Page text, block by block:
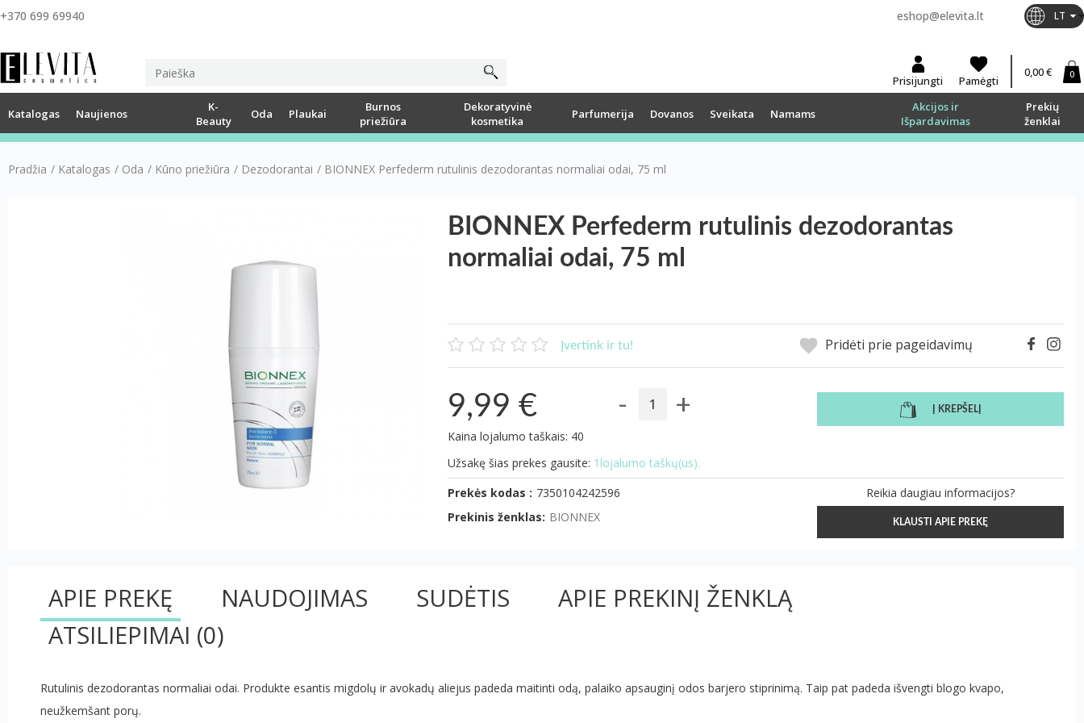
+370 699 69940 eshop@elevita.lt LT
Prisijungti Pamėgti
0,00 € 0
Katalogas Naujienos
K-
Beauty
Oda Plaukai
Burnos
priežiūra
Dekoratyvinė
kosmetika
Parfumerija Dovanos Sveikata Namams
Akcijos ir
Išpardavimas
Prekių
ženklai
Pradžia / Katalogas / Oda / Kūno priežiūra / Dezodorantai / BIONNEX Perfederm rutulinis dezodorantas normaliai odai, 75 ml
BIONNEX Perfederm rutulinis dezodorantas
normaliai odai, 75 ml
Įvertink ir tu! Pridėti prie pageidavimų
9,99 € - + Į KREPŠELĮ
Kaina lojalumo taškais: 40
Užsakę šias prekes gausite: 1lojalumo taškų(us).
Prekės kodas : 7350104242596
Prekinis ženklas: BIONNEX
Reikia daugiau informacijos?
KLAUSTI APIE PREKĘ
APIE PREKĘ NAUDOJIMAS SUDĖTIS
APIE PREKINĮ ŽENKLĄ
ATSILIEPIMAI (0)
Rutulinis dezodorantas normaliai odai. Produkte esantis migdolų ir avokadų aliejus padeda maitinti odą, palaiko apsauginį odos barjero stiprinimą. Taip pat padeda išvengti blogo kvapo,
neužkemšant porų.